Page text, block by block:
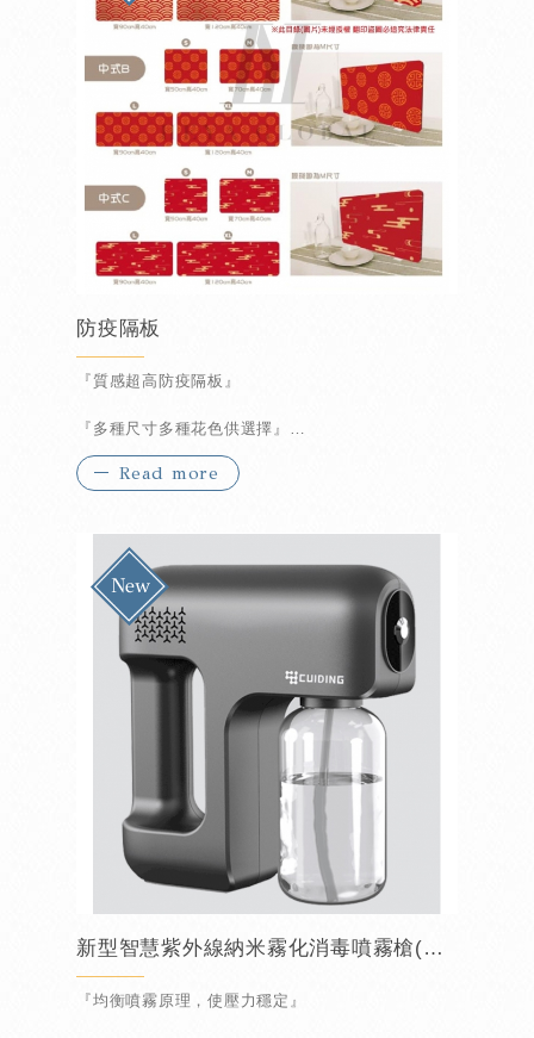
防疫隔板
『質感超高防疫隔板』
『多種尺寸多種花色供選擇』
『可酒精擦拭可水洗』
Read more
新型智慧紫外線納米霧化消毒噴霧槍(限量商品)
『均衡噴霧原理，使壓力穩定』